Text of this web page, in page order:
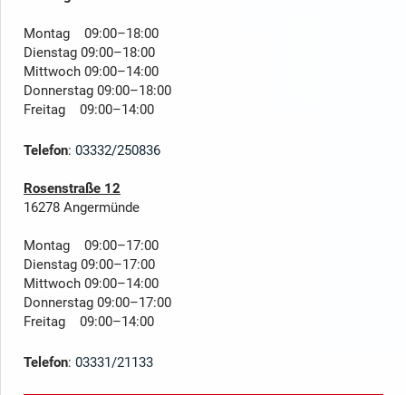
Montag 09:00–18:00
Dienstag 09:00–18:00
Mittwoch 09:00–14:00
Donnerstag 09:00–18:00
Freitag 09:00–14:00
Telefon: 03332/250836
Rosenstraße 12
16278 Angermünde
Montag 09:00–17:00
Dienstag 09:00–17:00
Mittwoch 09:00–14:00
Donnerstag 09:00–17:00
Freitag 09:00–14:00
Telefon: 03331/21133